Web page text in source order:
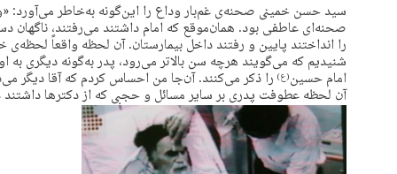
سید حسن خمینی صحنه‌ی غم‌بار وداع را این‌گونه به‌خاطر می‌آورد:
صحنه‌ای عاطفی بود. همان‌موقع که امام داشتند می‌رفتند، ناگهان
را انداختند پایین و رفتند داخل بیمارستان. آن لحظه واقعاً
شنیدیم که می‌گویند هرچه سن بالاتر می‌رود، پدر به‌گونه دیگری
امام حسین(ع)را ذکر می‌کنند. آن‌جا من احساس کردم که آقا دیگر
آن لحظه عطوفت پدری بر سایر مسائل و حجبی که از دکترها داشتند